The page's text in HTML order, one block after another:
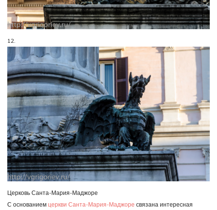
12.
Церковь Санта-Мария-Маджоре
С основанием церкви Санта-Мария-Маджоре связана интересная